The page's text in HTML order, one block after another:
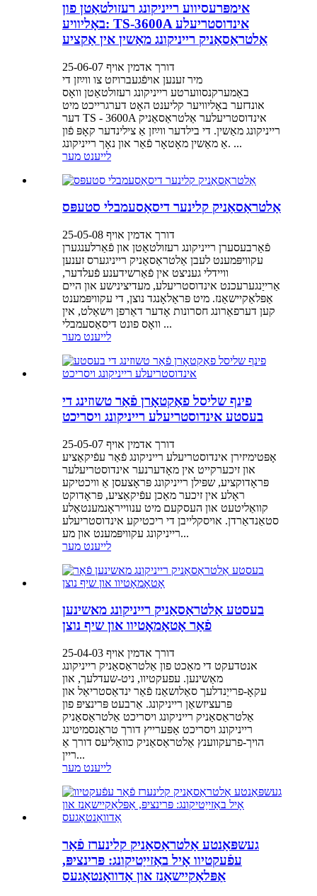
אימפּרעסיווע רייניקונג רעזולטאַטן פון
באָליוויע: TS-3600A אינדוסטריעלע
אַלטראַסאַניק רייניקונג מאַשין אין אַקציע
דורך אדמין אויף 25-06-07
מיר זענען אויפֿגעברויזט צו ווײַזן די
באַמערקנסווערטע רייניקונג רעזולטאַטן וואָס
אונדזער באָליוויער קליענט האָט דערגרייכט מיט
דער TS - 3600A אינדוסטריעלער אַלטראַסאַניק
רייניקונג מאַשין. די בילדער ווײַזן אַ צילינדער קאָפּ פֿון
אַ מאַשין מאָטאָר פֿאַר און נאָך רייניקונג. ...
לייענט מער
אַלטראַסאַניק קלינער דיסאַסעמבלי סטעפּס
דורך אדמין אויף 25-05-08
פֿאַרבעסערן רייניקונג רעזולטאַטן און פֿאַרלענגערן
עקוויפּמענט לעבן אַלטראַסאַניק רייניגערס זענען
וויידלי געניצט אין פֿאַרשידענע פֿעלדער,
אַרייַנגערעכנט אינדוסטריעלע, מעדיצינישע און היים
אַפּלאַקיישאַנז. מיט פּראַלאָנגד נוצן, די עקוויפּמענט
קען דערפאַרונג חסרונות אָדער דאַרפן וישאַלט, אין
וואָס פונט דיסאַסעמבלי ...
לייענט מער
פינף שליסל פאַקטאָרן פֿאַר טשוזינג די
בעסטע אינדוסטריעלע רייניקונג ויסריכט
דורך אדמין אויף 25-05-07
אָפּטימיזירן אינדוסטריעלע רייניקונג פֿאַר עפֿיקאַציע
און זיכערקייט אין מאָדערנער אינדוסטריעלער
פּראָדוקציע, שפּילן רייניקונג פּראָצעסן אַ וויכטיקע
ראָלע אין זיכער מאַכן עפֿיקאַציע, פּראָדוקט
קוואַליטעט און העסקעם מיט ענווייראָנמענטאַלע
סטאַנדאַרדן. אויסקלייבן די ריכטיקע אינדוסטריעלע
רייניקונג עקוויפּמענט און מע...
לייענט מער
בעסטע אַלטראַסאַניק רייניקונג מאשינען
פֿאַר אָטאָמאָטיוו און שיף נוצן
דורך אדמין אויף 25-04-03
אנטדעקט די מאַכט פון אַלטראַסאַניק רייניקונג
מאַשינען. עפעקטיוו, ניט-שעדלעך, און
עקאָ-פרייַנדלעך סאַלושאַנז פֿאַר ינדאַסטריאַל און
פּרעציזשאַן רייניקונג. אַרבעט פּרינציפּ פון
אַלטראַסאַניק רייניקונג ויסריכט אַלטראַסאַניק
רייניקונג ויסריכט אַפּערייץ דורך טראַנסמיטינג
הויך-פרעקווענץ אַלטראַסאַניק כוואַליעס דורך אַ
ריין...
לייענט מער
געשפּאַנטע אַלטראַסאַניק קלינערז פֿאַר
עפֿעקטיוו אָיל באַזייַטיקונג: פּרינציפּ,
אַפּלאַקיישאַנז און אַדוואַנטאַגעס